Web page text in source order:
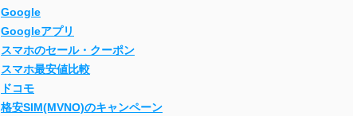
Google
Googleアプリ
スマホのセール・クーポン
スマホ最安値比較
ドコモ
格安SIM(MVNO)のキャンペーン